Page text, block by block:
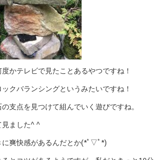
度かテレビで見たことあるやつですね！
クバランシングというみたいですね！
支点を見つけて組んでいく遊びですね。
見ました^ ^
に爽快感があるんだとか(*ﾟ▽ﾟ*)